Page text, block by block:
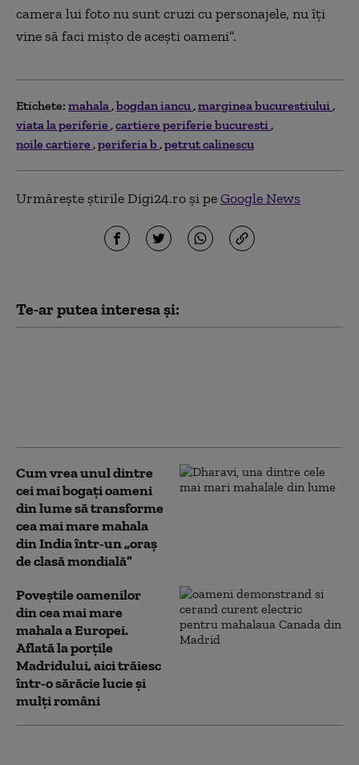
camera lui foto nu sunt cruzi cu personajele, nu îți
vine să faci mișto de acești oameni”.
Etichete: mahala bogdan iancu marginea bucurestiului
viata la periferie cartiere periferie bucuresti
noile cartiere periferia b petrut calinescu
Urmărește știrile Digi24.ro și peGoogle News
Te-ar putea interesa și:
Cum vrea unul dintre
cei mai bogați oameni
din lume să transforme
cea mai mare mahala
din India într-un „oraș
de clasă mondială”
Poveștile oamenilor
din cea mai mare
mahala a Europei.
Aflată la porțile
Madridului, aici trăiesc
într-o sărăcie lucie și
mulți români